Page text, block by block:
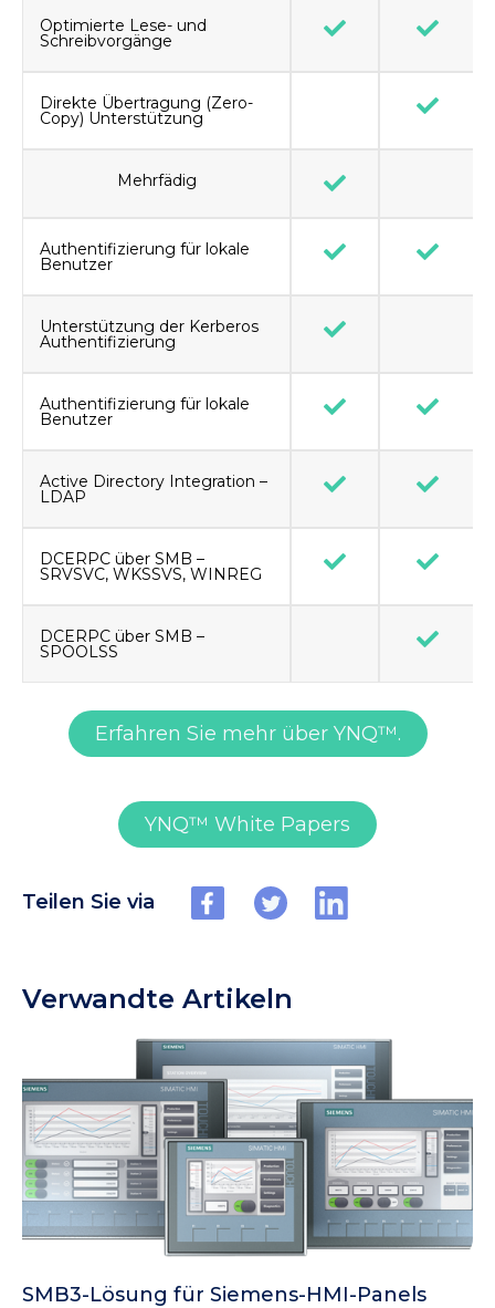
Optimierte Lese- und
Schreibvorgänge
Direkte Übertragung (Zero-
Copy) Unterstützung
Mehrfädig
Authentifizierung für lokale
Benutzer
Unterstützung der Kerberos
Authentifizierung
Authentifizierung für lokale
Benutzer
Active Directory Integration –
LDAP
DCERPC über SMB –
SRVSVC, WKSSVS, WINREG
DCERPC über SMB –
SPOOLSS
Erfahren Sie mehr über YNQ™.
YNQ™ White Papers
Teilen Sie via
Verwandte Artikeln
SMB3-Lösung für Siemens-HMI-Panels